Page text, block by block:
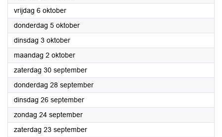
vrijdag 6 oktober2023
donderdag 5 oktober2023
dinsdag 3 oktober2023
maandag 2 oktober2023
zaterdag 30 september2023
donderdag 28 september2023
dinsdag 26 september2023
zondag 24 september2023
zaterdag 23 september2023